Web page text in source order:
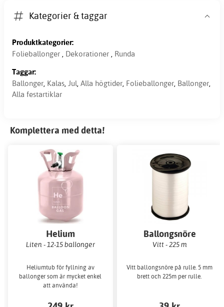
Kategorier & taggar
Produktkategorier:
Folieballonger , Dekorationer , Runda
Taggar:
Ballonger, Kalas, Jul, Alla högtider, Folieballonger, Ballonger,
Alla festartiklar
Komplettera med detta!
Helium
Liten - 12-15 ballonger
Heliumtub för fyllning av
ballonger som är mycket enkel
att använda!
Ballongsnöre
Vitt - 225 m
Vitt ballongsnöre på rulle. 5 mm
brett och 225m per rulle.